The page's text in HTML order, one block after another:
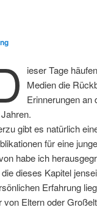
ieser Tage
Medien die
Erinnerungen an
gibt es natürlich
für eine
habe ich
dieses Kapitel
Erfahrung
von Eltern oder